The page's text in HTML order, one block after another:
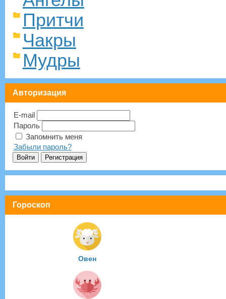
Притчи
Чакры
Мудры
Авторизация
E-mail
Пароль
Запомнить меня
Забыли пароль?
Гороскоп
Овен